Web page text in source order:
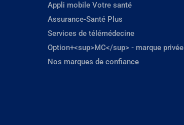
Appli mobile Votre santé
Assurance-Santé Plus
Services de télémédecine
Option+<sup>MC</sup> - marque privée
Nos marques de confiance